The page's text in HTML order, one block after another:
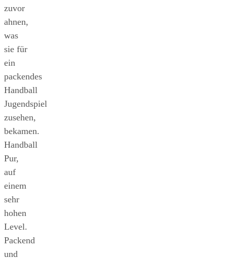
zuvor
ahnen,
was
sie für
ein
packendes
Handball
Jugendspiel
zusehen,
bekamen.
Handball
Pur,
auf
einem
sehr
hohen
Level.
Packend
und